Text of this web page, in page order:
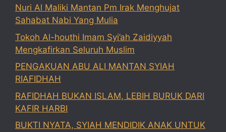
Nuri Al Maliki Mantan Pm Irak Menghujat
Sahabat Nabi Yang Mulia
Tokoh Al-houthi Imam Syi’ah Zaidiyyah
Mengkafirkan Seluruh Muslim
PENGAKUAN ABU ALI MANTAN SYIAH
RIAFIDHAH
RAFIDHAH BUKAN ISLAM, LEBIH BURUK DARI
KAFIR HARBI
BUKTI NYATA, SYIAH MENDIDIK ANAK UNTUK